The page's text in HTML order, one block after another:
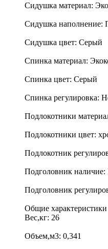
Сидушка материал:
Сидушка
Сидушка цвет: Серый
Спинка материал:
Спинка цвет: Серый
Спинка регулировка:
Подлокотники
Подлокотники цвет:
Подлокотник
Подголовник наличие:
Подголовник
Общие характеристики
Вес,кг: 26
Объем,м3: 0,341